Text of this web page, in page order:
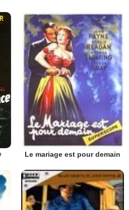
Le mariage est pour demain